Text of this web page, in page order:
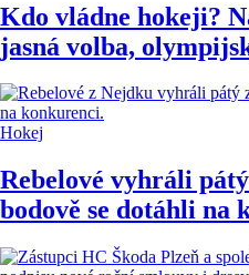
Kdo vládne hokeji?
jasná volba,
Hokej
Rebelové vyhráli pátý
bodově se dotáhli na